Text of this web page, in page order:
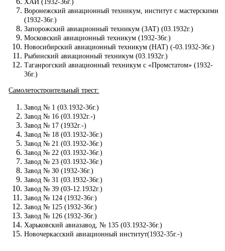
ХАИ (1932-36г.)
Воронежский авиационный техникум, институт с мастерскими
(1932-36г.)
Запорожский авиационный техникум (ЗАТ) (03.1932г.)
Московский авиационный техникум (1932-36г.)
Новосибирский авиационный техникум (НАТ) (-03.1932-36г.)
Рыбинский авиационный техникум (03.1932г.)
Таганрогский авиационный техникум с «Промстатом» (1932-
36г.)
Самолетостроительный трест:
Завод № 1 (03.1932-36г.)
Завод № 16 (03.1932г.-)
Завод № 17 (1932г.-)
Завод № 18 (03.1932-36г.)
Завод № 21 (03.1932-36г.)
Завод № 22 (03.1932-36г.)
Завод № 23 (03.1932-36г.)
Завод № 30 (1932-36г.)
Завод № 31 (03.1932-36г.)
Завод № 39 (03-12.1932г.)
Завод № 124 (1932-36г.)
Завод № 125 (1932-36г.)
Завод № 126 (1932-36г.)
Харьковский авиазавод, № 135 (03.1932-36г.)
Новочеркасский авиационный институт(1932-35г.-)